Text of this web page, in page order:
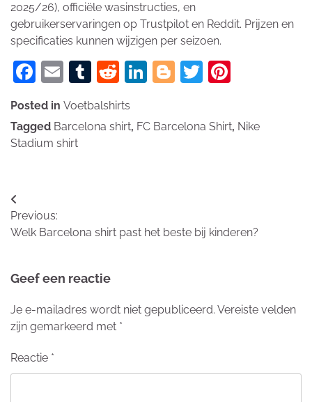
2025/26), officiële wasinstructies, en
gebruikerservaringen op Trustpilot en Reddit. Prijzen en
specificaties kunnen wijzigen per seizoen.
Facebook
EmailTumblr
Reddit
LinkedIn
Blogger
Twitter
Posted in Voetbalshirts
Tagged Barcelona shirt, FC Barcelona Shirt, Nike
Stadium shirt
Bericht
navigatie
Previous:
Welk Barcelona shirt past het beste bij kinderen?
Geef een reactie
Je e-mailadres wordt niet gepubliceerd. Vereiste velden
zijn gemarkeerd met *
Reactie *